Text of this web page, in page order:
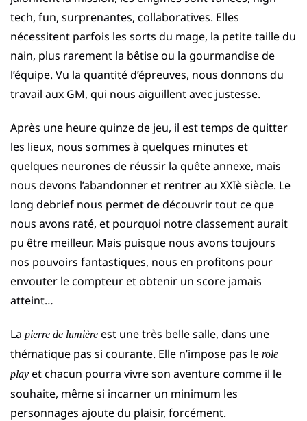
tech, fun, surprenantes, collaboratives. Elles
nécessitent parfois les sorts du mage, la petite taille du
nain, plus rarement la bêtise ou la gourmandise de
l’équipe. Vu la quantité d’épreuves, nous donnons du
travail aux GM, qui nous aiguillent avec justesse.
Après une heure quinze de jeu, il est temps de quitter
les lieux, nous sommes à quelques minutes et
quelques neurones de réussir la quête annexe, mais
nous devons l’abandonner et rentrer au XXIè siècle. Le
long debrief nous permet de découvrir tout ce que
nous avons raté, et pourquoi notre classement aurait
pu être meilleur. Mais puisque nous avons toujours
nos pouvoirs fantastiques, nous en profitons pour
envouter le compteur et obtenir un score jamais
atteint…
La pierre de lumière est une très belle salle, dans une
thématique pas si courante. Elle n’impose pas le role
play et chacun pourra vivre son aventure comme il le
souhaite, même si incarner un minimum les
personnages ajoute du plaisir, forcément.